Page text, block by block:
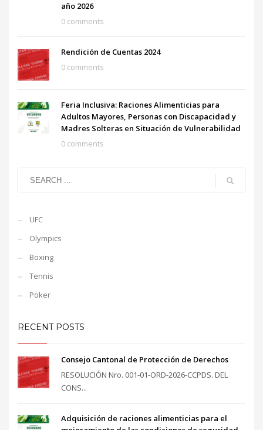
año 2026
0 comments
Rendición de Cuentas 2024
0 comments
Feria Inclusiva: Raciones Alimenticias para
Adultos Mayores, Personas con Discapacidad y
Madres Solteras en Situación de Vulnerabilidad
0 comments
UFC
Olympics
Boxing
Tennis
Poker
RECENT POSTS
Consejo Cantonal de Protección de Derechos
RESOLUCIÓN Nro. 001-01-ORD-2026-CCPDS. DEL
CONS...
Adquisición de raciones alimenticias para el